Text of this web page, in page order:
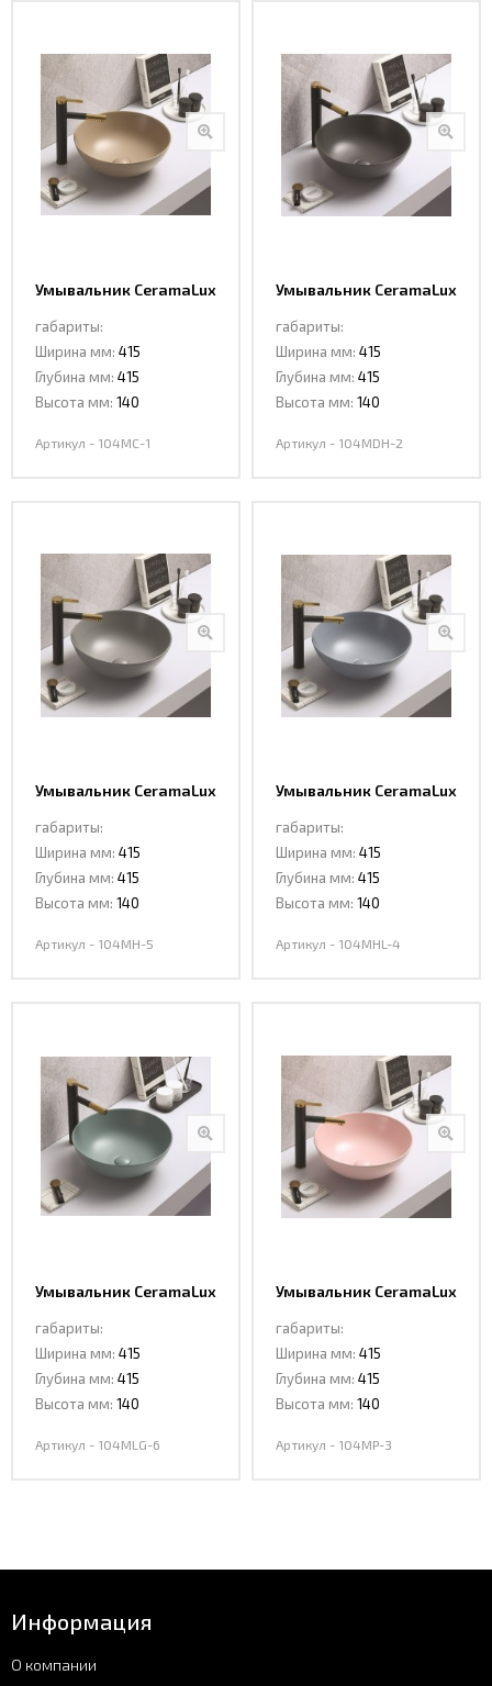
Умывальник CeramaLux
габариты:
Ширина мм: 415
Глубина мм: 415
Высота мм: 140
Артикул - 104MC-1
Умывальник CeramaLux
габариты:
Ширина мм: 415
Глубина мм: 415
Высота мм: 140
Артикул - 104MDH-2
Умывальник CeramaLux
габариты:
Ширина мм: 415
Глубина мм: 415
Высота мм: 140
Артикул - 104MH-5
Умывальник CeramaLux
габариты:
Ширина мм: 415
Глубина мм: 415
Высота мм: 140
Артикул - 104MHL-4
Умывальник CeramaLux
габариты:
Ширина мм: 415
Глубина мм: 415
Высота мм: 140
Артикул - 104MLG-6
Умывальник CeramaLux
габариты:
Ширина мм: 415
Глубина мм: 415
Высота мм: 140
Артикул - 104MP-3
Информация
О компании